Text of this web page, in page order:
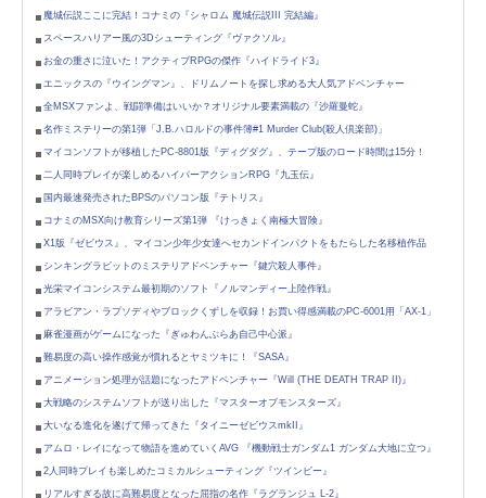
魔城伝説ここに完結！コナミの『シャロム 魔城伝説III 完結編』
スペースハリアー風の3Dシューティング『ヴァクソル』
お金の重さに泣いた！アクティブRPGの傑作『ハイドライド3』
エニックスの『ウイングマン』、ドリムノートを探し求める大人気アドベンチャー
全MSXファンよ、戦闘準備はいいか？オリジナル要素満載の『沙羅曼蛇』
名作ミステリーの第1弾「J.B.ハロルドの事件簿#1 Murder Club(殺人倶楽部)」
マイコンソフトが移植したPC-8801版『ディグダグ』、テープ版のロード時間は15分！
二人同時プレイが楽しめるハイパーアクションRPG『九玉伝』
国内最速発売されたBPSのパソコン版『テトリス』
コナミのMSX向け教育シリーズ第1弾 『けっきょく南極大冒険』
X1版『ゼビウス』、マイコン少年少女達へセカンドインパクトをもたらした名移植作品
シンキングラビットのミステリアドベンチャー『鍵穴殺人事件』
光栄マイコンシステム最初期のソフト『ノルマンディー上陸作戦』
アラビアン・ラプソディやブロックくずしを収録！お買い得感満載のPC-6001用「AX-1」
麻雀漫画がゲームになった『ぎゅわんぶらあ自己中心派』
難易度の高い操作感覚が慣れるとヤミツキに！『SASA』
アニメーション処理が話題になったアドベンチャー『Will (THE DEATH TRAP II)』
大戦略のシステムソフトが送り出した『マスターオブモンスターズ』
大いなる進化を遂げて帰ってきた『タイニーゼビウスmkII』
アムロ・レイになって物語を進めていくAVG 『機動戦士ガンダム1 ガンダム大地に立つ』
2人同時プレイも楽しめたコミカルシューティング『ツインビー』
リアルすぎる故に高難易度となった屈指の名作『ラグランジュ L-2』